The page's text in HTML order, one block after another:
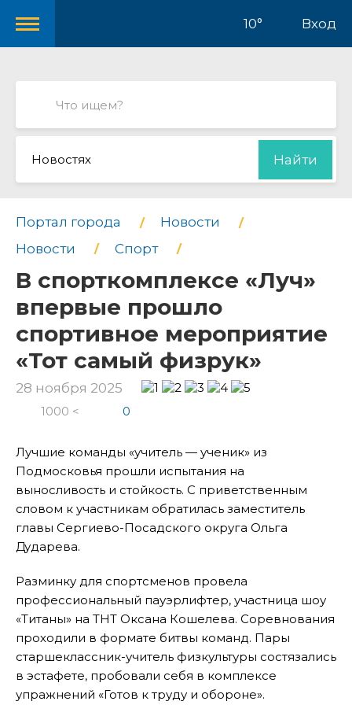
10° Вход
Новостях Найти
Портал города
Новости
Новости
Спорт
В спорткомплексе «Луч»
впервые прошло
спортивное мероприятие
«Тот самый физрук»
28 ноября 2025
1000 < 0
Лучшие команды «учитель — ученик» из
Подмосковья прошли испытания на
выносливость и стойкость. С приветственным
словом к участникам обратилась заместитель
главы Сергиево-Посадского округа Ольга
Дударева.
Разминку для спортсменов провела
профессиональный пауэрлифтер, участница шоу
«Титаны» на ТНТ Оксана Кошелева. Соревнования
проходили в формате битвы команд. Пары
старшеклассник-учитель физкультуры состязались
в эстафете, пробовали себя в комплексе
упражнений «Готов к труду и обороне».